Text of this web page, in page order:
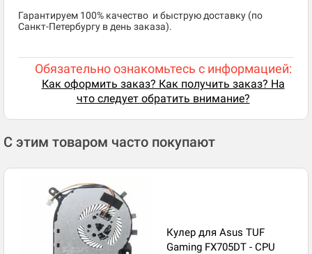
​Гарантируем 100% качество и быструю доставку (по
Санкт-Петербургу в день заказа).
Обязательно ознакомьтесь с информацией:
Как оформить заказ? Как получить заказ? На
что следует обратить внимание?
С этим товаром часто покупают
Кулер для Asus TUF
Gaming FX705DT - CPU